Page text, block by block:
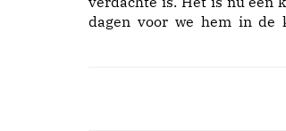
dagen voor we hem in de